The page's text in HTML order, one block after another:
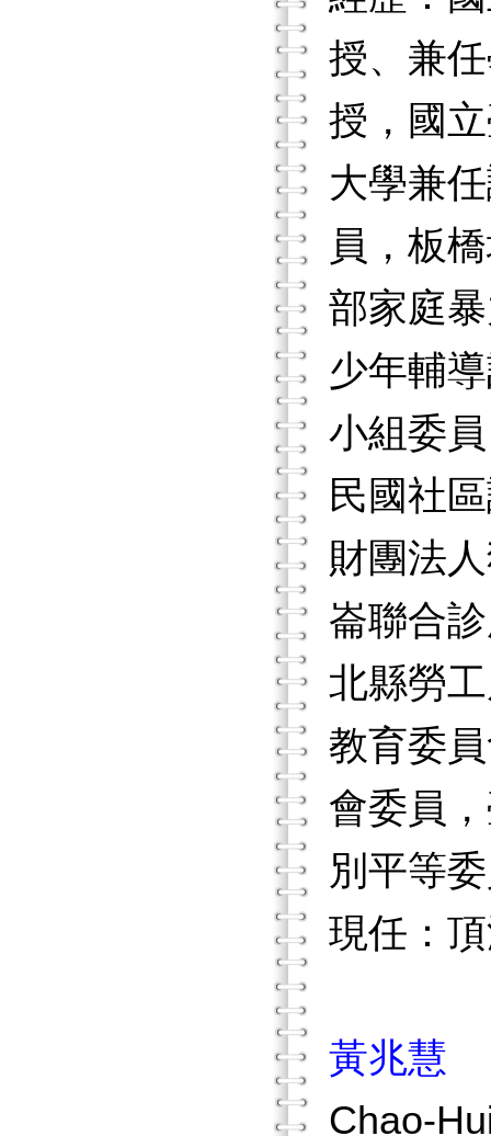
授、兼
授，國
大學兼
員，板
部家庭
少年輔
小組委
民國社
財團法
崙聯合
北縣勞
教育委
會委員
別平等
現任：
黃兆慧
Chao-